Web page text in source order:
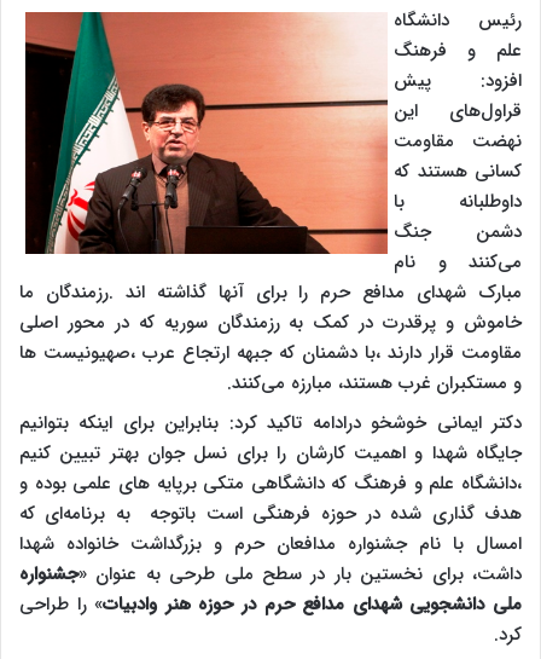
رئیس دانشگاه
علم و فرهنگ
افزود: پیش
قراول‌های این
نهضت مقاومت
کسانی هستند که
داوطلبانه با
دشمن جنگ
می‌کنند و نام
مبارک شهدای مدافع حرم را برای آنها گذاشته اند .رزمندگان ما
خاموش و پرقدرت در کمک به رزمندگان سوریه که در محور اصلی
مقاومت قرار دارند ،با دشمنان که جبهه ارتجاع عرب ،صهیونیست ها
و مستکبران غرب هستند، مبارزه می‌کنند.
دکتر ایمانی خوشخو درادامه تاکید کرد:‌ بنابراین برای اینکه بتوانیم
جایگاه شهدا و اهمیت کارشان را برای نسل جوان بهتر تبیین کنیم
،دانشگاه علم و فرهنگ که دانشگاهی متکی برپایه های علمی بوده و
هدف گذاری شده در حوزه فرهنگی است باتوجه به برنامه‌ای که
امسال با نام جشنواره مدافعان حرم و بزرگداشت خانواده شهدا
داشت، برای نخستین بار در سطح ملی طرحی به عنوان «جشنواره
ملی دانشجویی شهدای مدافع حرم در حوزه هنر وادبیات» را طراحی
کرد.